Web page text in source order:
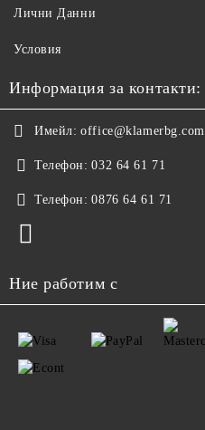
Лични Данни
Условия
Информация за контакти:
Имейл: office@klamerbg.com
Телефон: 032 64 61 71
Телефон: 0876 64 61 71
Ние работим с